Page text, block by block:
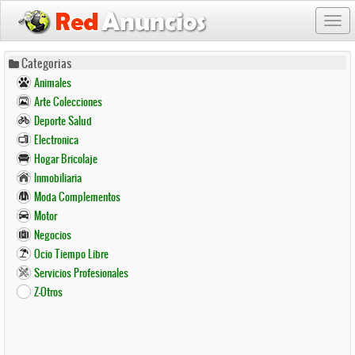
Pasar
contenido
principal
Categorias
Animales
Arte Colecciones
Deporte Salud
Electronica
Hogar Bricolaje
Inmobiliaria
Moda Complementos
Motor
Negocios
Ocio Tiempo Libre
Servicios Profesionales
Z-Otros